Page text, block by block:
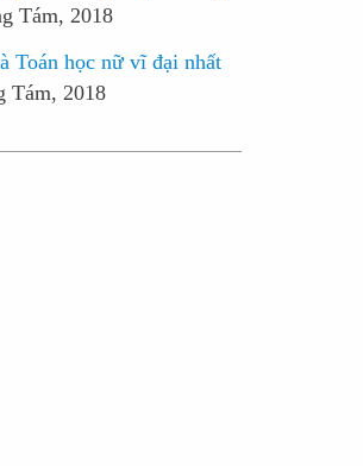
Tám, 2018
Toán học nữ vĩ đại nhất
Tám, 2018